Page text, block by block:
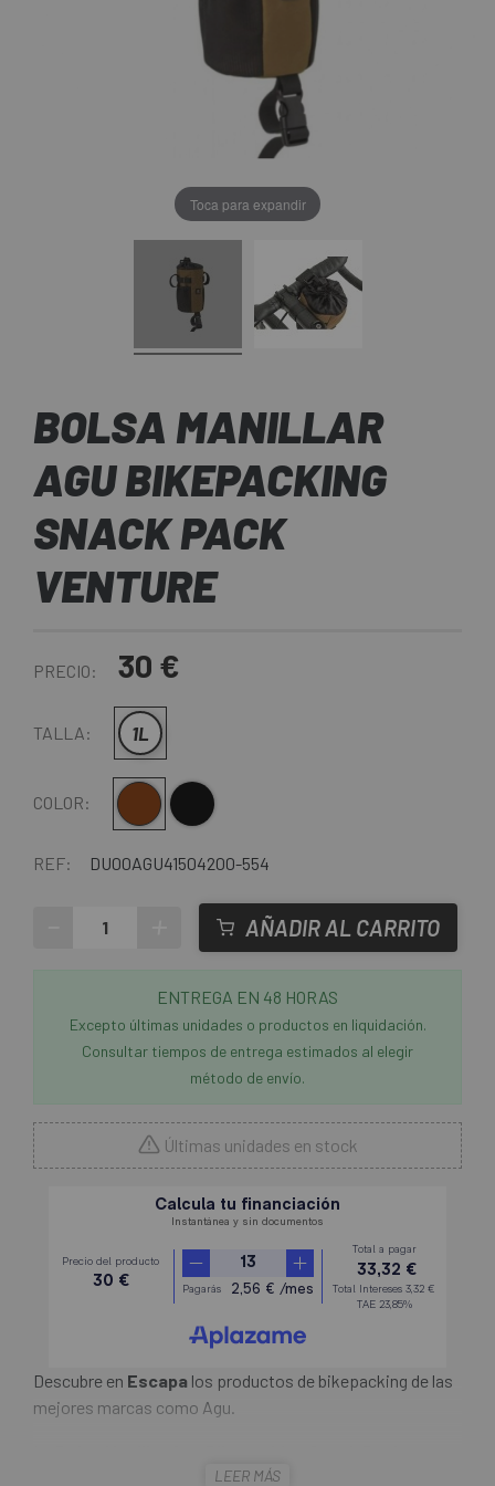
Toca para expandir
BOLSA MANILLAR
AGU BIKEPACKING
SNACK PACK
VENTURE
PRECIO: 30 €
TALLA: 1L
COLOR: Marrón Negro
REF: DU00AGU41504200-554
AÑADIR AL CARRITO
ENTREGA EN 48 HORAS
Excepto últimas unidades o productos en liquidación.
Consultar tiempos de entrega estimados al elegir
método de envío.
Últimas unidades en stock
Descubre en Escapa los productos de bikepacking de las
mejores marcas como Agu.
es el compañero perfecto para los ciclistas
LEER MÁS